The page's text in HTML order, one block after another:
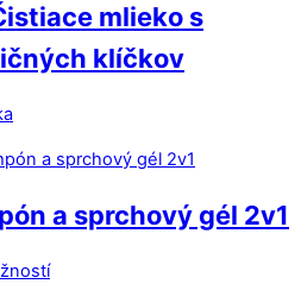
mlieko s
klíčkov
a sprchový gél 2v1
Tento